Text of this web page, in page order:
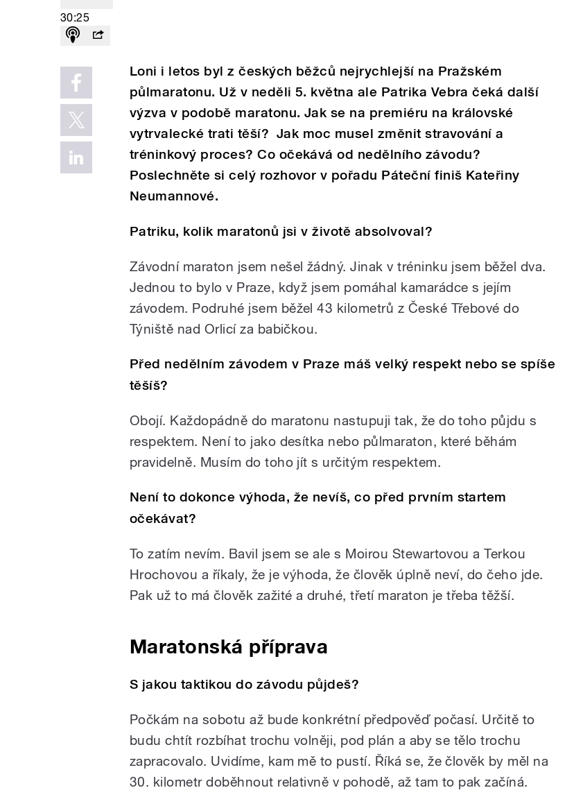
30:25
Loni i letos byl z českých běžců nejrychlejší na Pražském
půlmaratonu. Už v neděli 5. května ale Patrika Vebra čeká další
výzva v podobě maratonu. Jak se na premiéru na královské
vytrvalecké trati těší? Jak moc musel změnit stravování a
tréninkový proces? Co očekává od nedělního závodu?
Poslechněte si celý rozhovor v pořadu Páteční finiš Kateřiny
Neumannové.
Patriku, kolik maratonů jsi v životě absolvoval?
Závodní maraton jsem nešel žádný. Jinak v tréninku jsem běžel dva.
Jednou to bylo v Praze, když jsem pomáhal kamarádce s jejím
závodem. Podruhé jsem běžel 43 kilometrů z České Třebové do
Týniště nad Orlicí za babičkou.
Před nedělním závodem v Praze máš velký respekt nebo se spíše
těšíš?
Obojí. Každopádně do maratonu nastupuji tak, že do toho půjdu s
respektem. Není to jako desítka nebo půlmaraton, které běhám
pravidelně. Musím do toho jít s určitým respektem.
Není to dokonce výhoda, že nevíš, co před prvním startem
očekávat?
To zatím nevím. Bavil jsem se ale s Moirou Stewartovou a Terkou
Hrochovou a říkaly, že je výhoda, že člověk úplně neví, do čeho jde.
Pak už to má člověk zažité a druhé, třetí maraton je třeba těžší.
Maratonská příprava
S jakou taktikou do závodu půjdeš?
Počkám na sobotu až bude konkrétní předpověď počasí. Určitě to
budu chtít rozbíhat trochu volněji, pod plán a aby se tělo trochu
zapracovalo. Uvidíme, kam mě to pustí. Říká se, že člověk by měl na
30. kilometr doběhnout relativně v pohodě, až tam to pak začíná.